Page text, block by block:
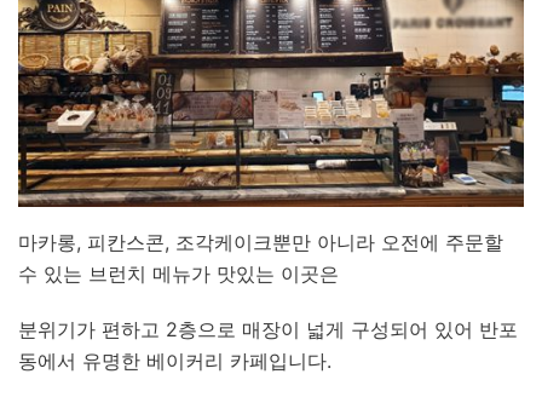
마카롱, 피칸스콘, 조각케이크뿐만 아니라 오전에 주문할
수 있는 브런치 메뉴가 맛있는 이곳은
분위기가 편하고 2층으로 매장이 넓게 구성되어 있어 반포
동에서 유명한 베이커리 카페입니다.